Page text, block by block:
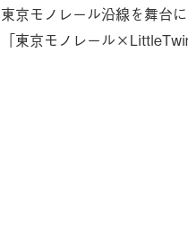
東京モノレール沿線を舞台
「東京モノレール